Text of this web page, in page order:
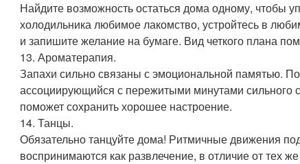
Найдите возможность остаться дома одному, чтобы
холодильника любимое лакомство, устройтесь в
и запишите желание на бумаге. Вид четкого плана
13. Ароматерапия.
Запахи сильно связаны с эмоциональной памятью.
ассоциирующийся с пережитыми минутами сильного
поможет сохранить хорошее настроение.
14. Танцы.
Обязательно танцуйте дома! Ритмичные движения
воспринимаются как развлечение, в отличие от тех